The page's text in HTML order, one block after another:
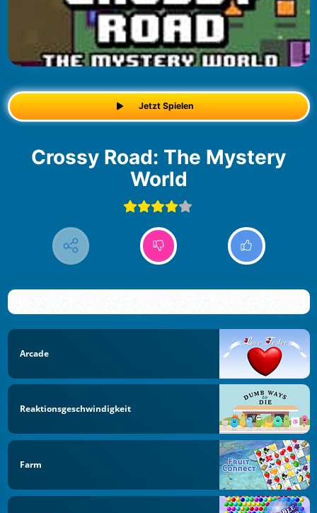
Jetzt Spielen
Crossy Road: The Mystery
World
Arcade
Reaktionsgeschwindigkeit
Farm